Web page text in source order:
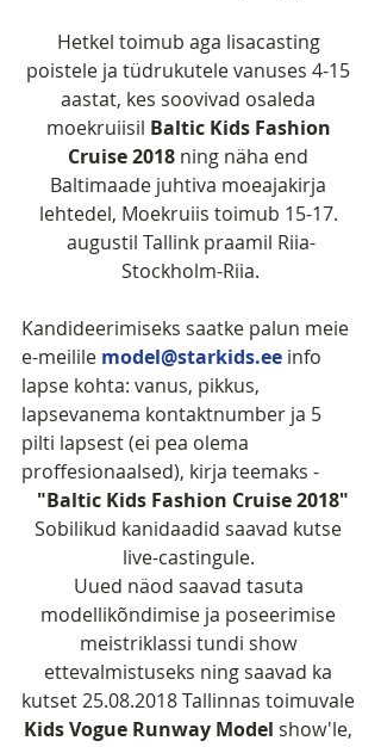
Hetkel toimub aga lisacasting
poistele ja tüdrukutele vanuses 4-15
aastat, kes soovivad osaleda
moekruiisil Baltic Kids Fashion
Cruise 2018 ning näha end
Baltimaade juhtiva moeajakirja
lehtedel, Moekruiis toimub 15-17.
augustil Tallink praamil Riia-
Stockholm-Riia.
Kandideerimiseks saatke palun meie
e-meilile model@starkids.ee info
lapse kohta: vanus, pikkus,
lapsevanema kontaktnumber ja 5
pilti lapsest (ei pea olema
proffesionaalsed), kirja teemaks -
"Baltic Kids Fashion Cruise 2018"
Sobilikud kanidaadid saavad kutse
live-castingule.
Uued näod saavad tasuta
modellikõndimise ja poseerimise
meistriklassi tundi show
ettevalmistuseks ning saavad ka
kutset 25.08.2018 Tallinnas toimuvale
Kids Vogue Runway Model show'le,